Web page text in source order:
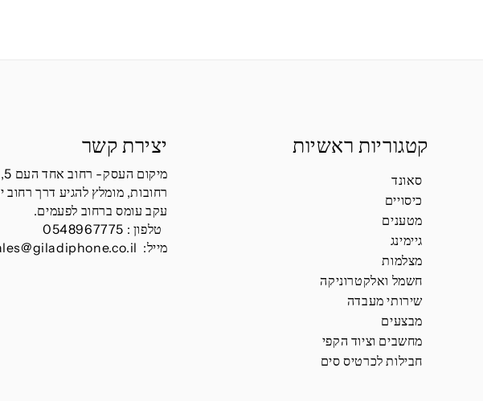
קטגוריות ראשיות
סאונד
כיסויים
מטענים
גיימינג
מצלמות
חשמל ואלקטרוניקה
שירותי מעבדה
מבצעים
מחשבים וציוד הקפי
חבילות לכרטיס סים
יצירת קשר
מיקום העסק- רחוב אחד העם 5,
רחובות, מומלץ להגיע דרך רחוב
עקב עומס ברחוב לפעמים.
טלפון : 0548967775
מייל: